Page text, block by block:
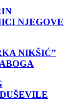
NJEGOVE
NIKŠIĆ”